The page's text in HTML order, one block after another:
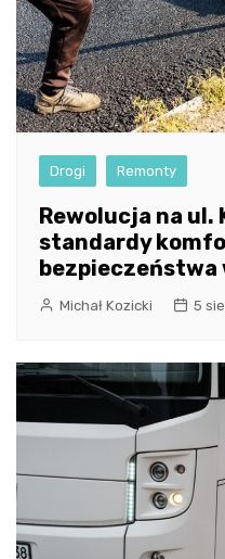
Drogi Remonty
Rewolucja na ul.
standardy
bezpieczeństwa
Michał Kozicki 5